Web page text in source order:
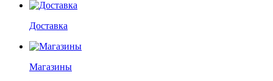
Доставка
Магазины